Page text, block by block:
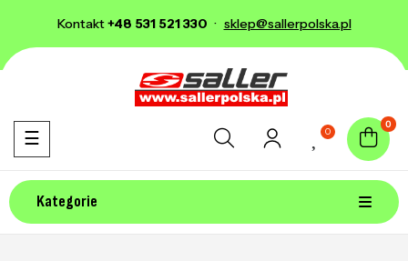
Kontakt+48 531 521 330 · sklep@sallerpolska.pl
0
0
Kategorie
Toggle navigation
☰